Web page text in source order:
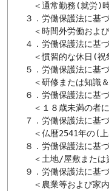
＜通常勤務(就労)時間
３．労働保護法に基づ
＜時間外労働および
４．労働保護法に基づ
＜慣習的な休日(祝祭
５．労働保護法に基づ
＜研修または知識＆
６．労働保護法に基づ
＜１８歳未満の者に要
７．労働保護法に基づ
＜仏暦2541年の(上出
８．労働保護法に基づ
＜土地/屋敷または資
９．労働保護法に基づ
＜農業等および家内の